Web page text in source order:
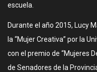
escuela.
Durante el año 2015, Lucy
la “Mujer Creativa” por la
con el premio de “Mujeres
de Senadores de la